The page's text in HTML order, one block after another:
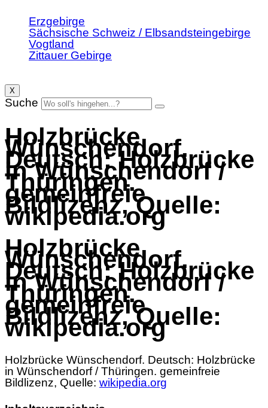
Erzgebirge
Sächsische Schweiz / Elbsandsteingebirge
Vogtland
Zittauer Gebirge
X
Suche
Holzbrücke
Wünschendorf.
Deutsch: Holzbrücke
in Wünschendorf /
Thüringen.
gemeinfreie
Bildlizenz, Quelle:
wikipedia.org
Holzbrücke
Wünschendorf.
Deutsch: Holzbrücke
in Wünschendorf /
Thüringen.
gemeinfreie
Bildlizenz, Quelle:
wikipedia.org
Holzbrücke Wünschendorf. Deutsch: Holzbrücke
in Wünschendorf / Thüringen. gemeinfreie
Bildlizenz, Quelle: wikipedia.org